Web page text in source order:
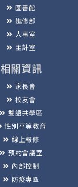
圖書館
進修部
人事室
主計室
相關資訊
家長會
校友會
雙語共學區
性別平等教育
線上報修
預約會議室
內部控制
防疫專區